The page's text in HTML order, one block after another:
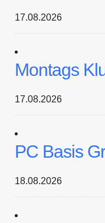
17.08.2026
Montags
17.08.2026
PC Basis
18.08.2026